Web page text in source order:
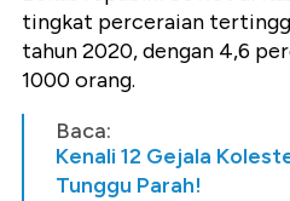
tingkat perceraian
tahun 2020, dengan 4,6
1000 orang.
Baca:
Kenali 12 Gejala
Tunggu Parah!